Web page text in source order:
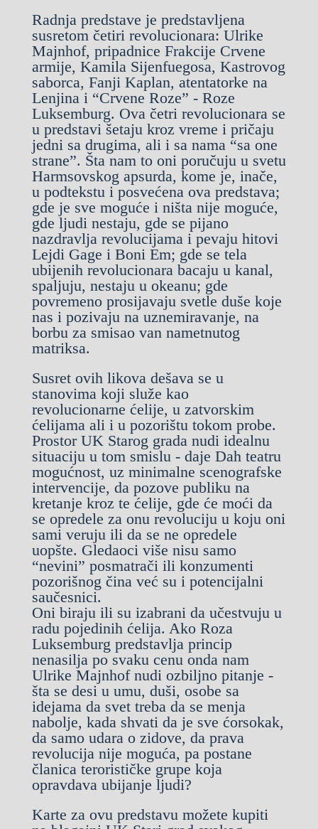
Radnja predstave je predstavljena
susretom četiri revolucionara: Ulrike
Majnhof, pripadnice Frakcije Crvene
armije, Kamila Sijenfuegosa, Kastrovog
saborca, Fanji Kaplan, atentatorke na
Lenjina i “Crvene Roze” - Roze
Luksemburg. Ova četri revolucionara se
u predstavi šetaju kroz vreme i pričaju
jedni sa drugima, ali i sa nama “sa one
strane”. Šta nam to oni poručuju u svetu
Harmsovskog apsurda, kome je, inače,
u podtekstu i posvećena ova predstava;
gde je sve moguće i ništa nije moguće,
gde ljudi nestaju, gde se pijano
nazdravlja revolucijama i pevaju hitovi
Lejdi Gage i Boni Em; gde se tela
ubijenih revolucionara bacaju u kanal,
spaljuju, nestaju u okeanu; gde
povremeno prosijavaju svetle duše koje
nas i pozivaju na uznemiravanje, na
borbu za smisao van nametnutog
matriksa.
Susret ovih likova dešava se u
stanovima koji služe kao
revolucionarne ćelije, u zatvorskim
ćelijama ali i u pozorištu tokom probe.
Prostor UK Starog grada nudi idealnu
situaciju u tom smislu - daje Dah teatru
mogućnost, uz minimalne scenografske
intervencije, da pozove publiku na
kretanje kroz te ćelije, gde će moći da
se opredele za onu revoluciju u koju oni
sami veruju ili da se ne opredele
uopšte. Gledaoci više nisu samo
“nevini” posmatrači ili konzumenti
pozorišnog čina već su i potencijalni
saučesnici.
Oni biraju ili su izabrani da učestvuju u
radu pojedinih ćelija. Ako Roza
Luksemburg predstavlja princip
nenasilja po svaku cenu onda nam
Ulrike Majnhof nudi ozbiljno pitanje -
šta se desi u umu, duši, osobe sa
idejama da svet treba da se menja
nabolje, kada shvati da je sve ćorsokak,
da samo udara o zidove, da prava
revolucija nije moguća, pa postane
članica terorističke grupe koja
opravdava ubijanje ljudi?
Karte za ovu predstavu možete kupiti